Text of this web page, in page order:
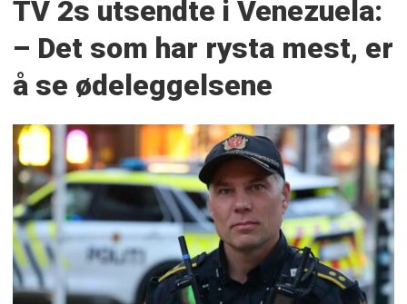
TV 2s utsendte i Venezuela:
– Det som har rysta mest, er
å se ødeleggelsene